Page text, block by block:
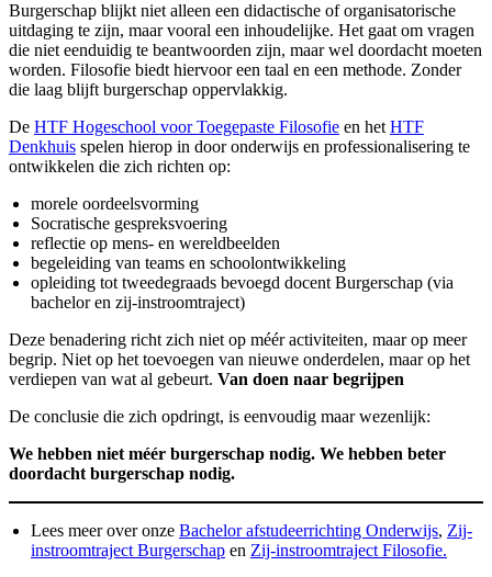
Burgerschap blijkt niet alleen een didactische of organisatorische
uitdaging te zijn, maar vooral een inhoudelijke. Het gaat om vragen
die niet eenduidig te beantwoorden zijn, maar wel doordacht moeten
worden. Filosofie biedt hiervoor een taal en een methode. Zonder
die laag blijft burgerschap oppervlakkig.
De HTF Hogeschool voor Toegepaste Filosofie en het HTF
Denkhuis spelen hierop in door onderwijs en professionalisering te
ontwikkelen die zich richten op:
morele oordeelsvorming
Socratische gespreksvoering
reflectie op mens- en wereldbeelden
begeleiding van teams en schoolontwikkeling
opleiding tot tweedegraads bevoegd docent Burgerschap (via
bachelor en zij-instroomtraject)
Deze benadering richt zich niet op méér activiteiten, maar op meer
begrip. Niet op het toevoegen van nieuwe onderdelen, maar op het
verdiepen van wat al gebeurt. Van doen naar begrijpen
De conclusie die zich opdringt, is eenvoudig maar wezenlijk:
We hebben niet méér burgerschap nodig. We hebben beter
doordacht burgerschap nodig.
Lees meer over onze Bachelor afstudeerrichting Onderwijs, Zij-
instroomtraject Burgerschap en Zij-instroomtraject Filosofie.